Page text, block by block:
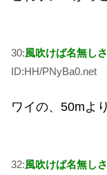
30:風吹けば名無し
ID:HH/PNyBa0.net
ワイの、50mよ
32:風吹けば名無し